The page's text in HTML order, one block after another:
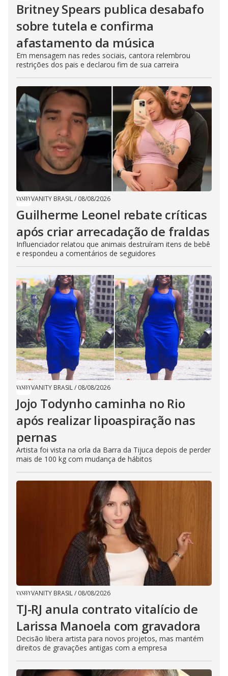
Britney Spears publica desabafo
sobre tutela e confirma
afastamento da música
Em mensagem nas redes sociais, cantora relembrou
restrições dos pais e declarou fim de sua carreira
VANITY BRASIL/ 08/08/2026
Guilherme Leonel rebate críticas
após criar arrecadação de fraldas
Influenciador relatou que animais destruíram itens de bebê
e respondeu a comentários de seguidores
VANITY BRASIL/ 08/08/2026
Jojo Todynho caminha no Rio
após realizar lipoaspiração nas
pernas
Artista foi vista na orla da Barra da Tijuca depois de perder
mais de 100 kg com mudança de hábitos
VANITY BRASIL/ 08/08/2026
TJ-RJ anula contrato vitalício de
Larissa Manoela com gravadora
Decisão libera artista para novos projetos, mas mantém
direitos de gravações antigas com a empresa